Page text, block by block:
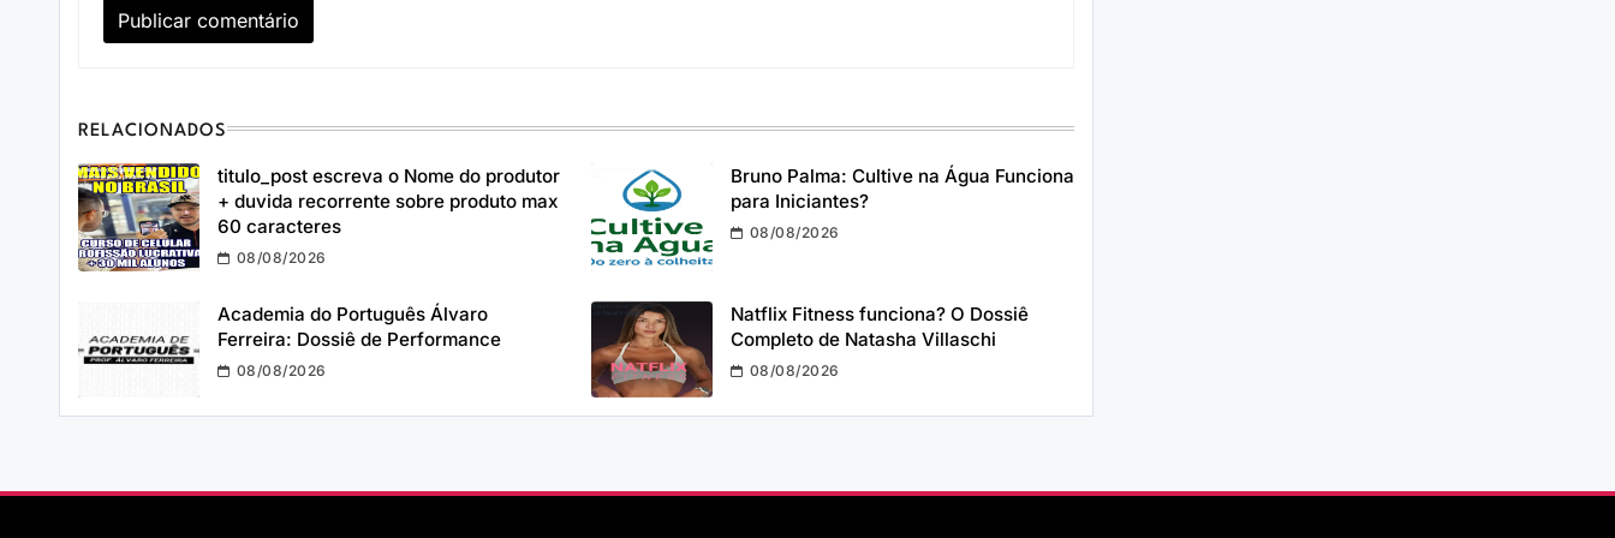
RELACIONADOS
titulo_post escreva o Nome do produtor
+ duvida recorrente sobre produto max
60 caracteres
08/08/2026
Bruno Palma: Cultive na Água Funciona
para Iniciantes?
08/08/2026
Academia do Português Álvaro
Ferreira: Dossiê de Performance
08/08/2026
Natflix Fitness funciona? O Dossiê
Completo de Natasha Villaschi
08/08/2026